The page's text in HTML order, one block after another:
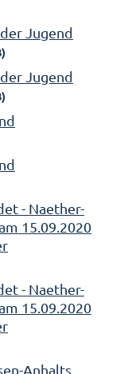
Jugend
Jugend
- Naether-
15.09.2020
- Naether-
15.09.2020
Anhalts